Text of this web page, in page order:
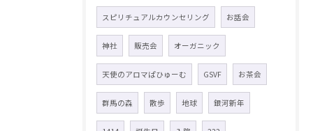
スピリチュアルカウンセリング お話会
神社 販売会 オーガニック
天使のアロマぱひゅーむ GSVF お茶会
群馬の森 散歩 地球 銀河新年